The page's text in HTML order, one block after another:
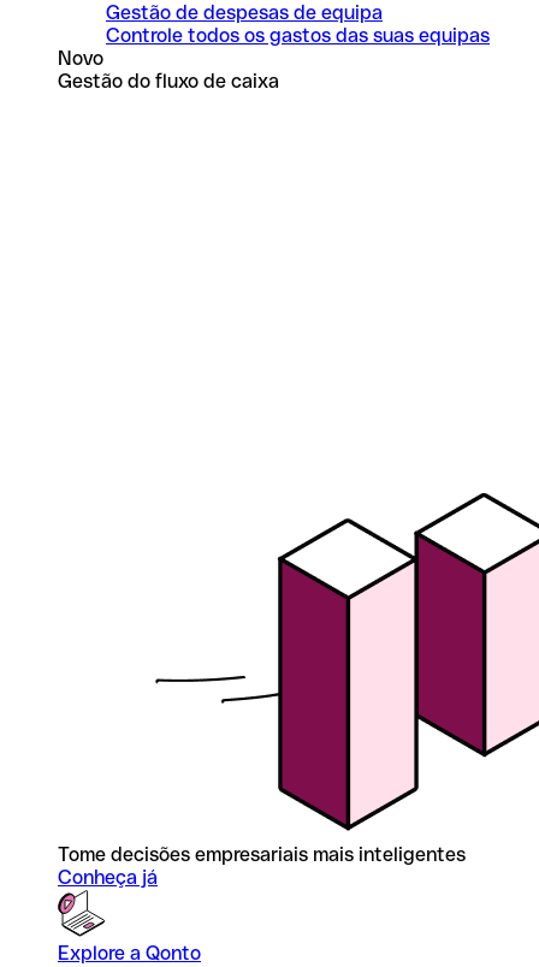
Gestão de despesas de equipa
Controle todos os gastos das suas equipas
Novo
Gestão do fluxo de caixa
Tome decisões empresariais mais inteligentes
Conheça já
Explore a Qonto